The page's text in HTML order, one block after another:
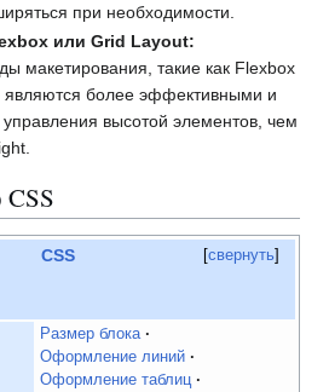
при необходимости.
или Grid Layout:
макетирования, такие как Flexbox
являются более эффективными и
высотой элементов, чем
CSS
свернуть
CSS
Размер блока
Оформление линий
Оформление таблиц